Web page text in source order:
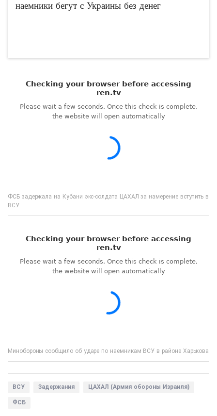
наемники бегут с Украины без денег
ФСБ задержала на Кубани экс-солдата ЦАХАЛ за намерение вступить в
ВСУ
Минобороны сообщило об ударе по наемникам ВСУ в районе Харькова
ВСУ Задержания ЦАХАЛ (Армия обороны Израиля)
ФСБ